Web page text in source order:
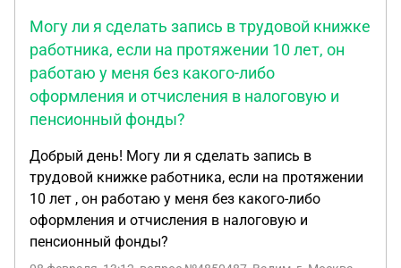
не Леша угрожал , а якобы какой-то друг.
Подскажите я могу написать заявление в
полицию об угрозе жизни моему ребёнку?
Могу ли я сделать запись в трудовой книжке
работника, если на протяжении 10 лет, он
работаю у меня без какого-либо
оформления и отчисления в налоговую и
пенсионный фонды?
Добрый день! Могу ли я сделать запись в
трудовой книжке работника, если на протяжении
10 лет , он работаю у меня без какого-либо
оформления и отчисления в налоговую и
пенсионный фонды?